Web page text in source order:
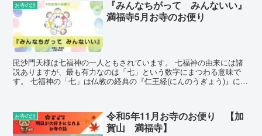
お寺の話
『みんなちがって みんないい』
満福寺5月お寺のお便り
毘沙門天様は七福神の一人ともされています。 七福神の由来には諸
説ありますが、最も有力なのは「七」という数字にまつわる意味で
す。 七福神の「七」は仏教の経典の『仁王経(にんのうぎょう)』にあ
お寺の話
令和5年11月お寺のお便り 【加
賀山 満福寺】